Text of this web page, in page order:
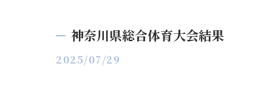
神奈川県総合体育大会結果
2025/07/29